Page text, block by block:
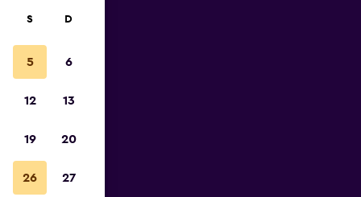
S D
5 6
12 13
19 20
26 27